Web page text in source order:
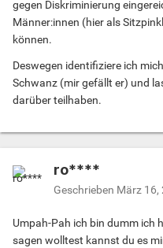
gegen Diskriminierung
Männer:innen (hier als
können.
Deswegen identifiziere ich
Schwanz (mir gefällt er) und
darüber teilhaben.
ro****
Geschrieben März 16,
Umpah-Pah ich bin dumm ich
sagen wolltest kannst du es